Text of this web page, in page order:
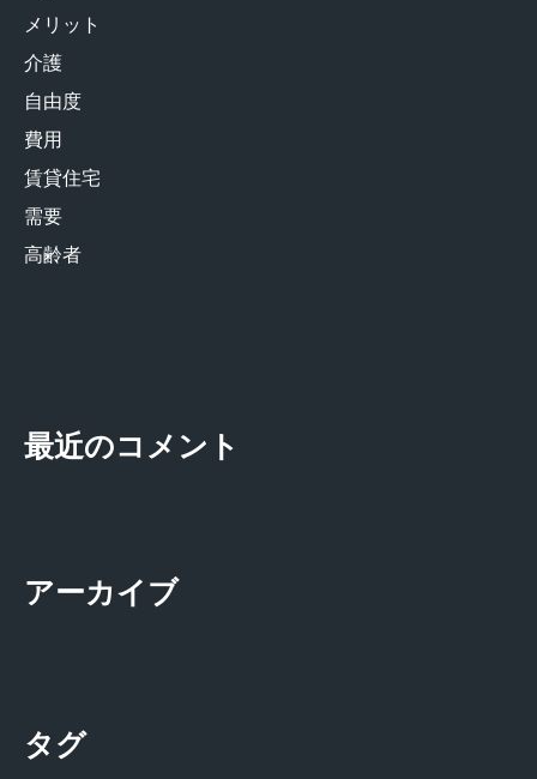
メリット
介護
自由度
費用
賃貸住宅
需要
高齢者
最近のコメント
アーカイブ
タグ